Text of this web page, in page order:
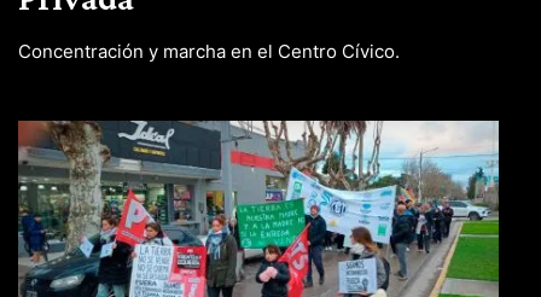
Concentración y marcha en el Centro Cívico.